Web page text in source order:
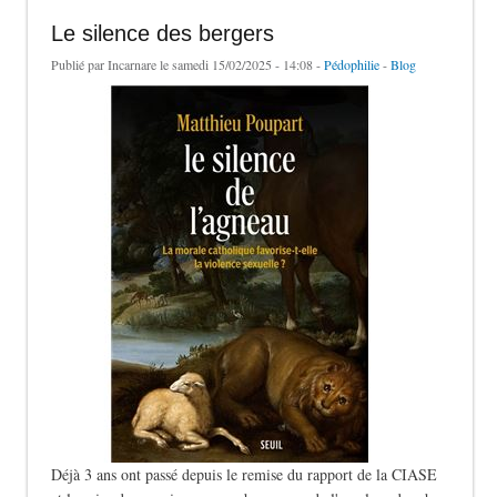
Le silence des bergers
Publié parIncarnarele samedi 15/02/2025 - 14:08 -Pédophilie-Blog
Déjà 3 ans ont passé depuis le remise du rapport de la CIASE